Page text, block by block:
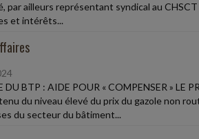
par ailleurs représentant syndical au
et intérêts...
DU BTP : AIDE POUR « COMPENSER » LE
du niveau élevé du prix du gazole non
du secteur du bâtiment...